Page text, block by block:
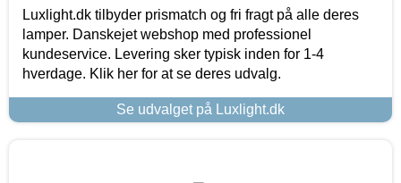
Luxlight.dk tilbyder prismatch og fri fragt på alle deres
lamper. Danskejet webshop med professionel
kundeservice. Levering sker typisk inden for 1-4
hverdage. Klik her for at se deres udvalg.
Se udvalget på Luxlight.dk